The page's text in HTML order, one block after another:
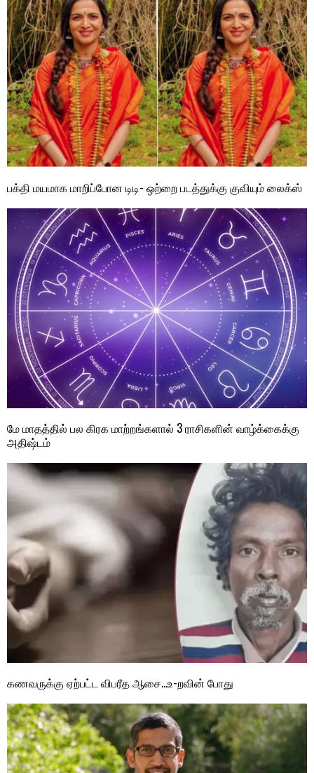
பக்தி மயமாக மாறிப்போன டிடி- ஒற்றை படத்துக்கு குவியும் லைக்ஸ்
மே மாதத்தில் பல கிரக மாற்றங்களால் 3 ராசிகளின் வாழ்க்கைக்கு
அதிஷ்டம்
கணவருக்கு ஏற்பட்ட விபரீத ஆசை…உ-றவின் போது